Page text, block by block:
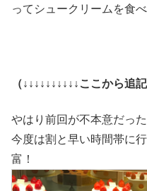
ってシュークリームを食
（↓↓↓↓↓↓↓↓↓↓ここから追記
やはり前回が不本意だっ
今度は割と早い時間帯に
富！